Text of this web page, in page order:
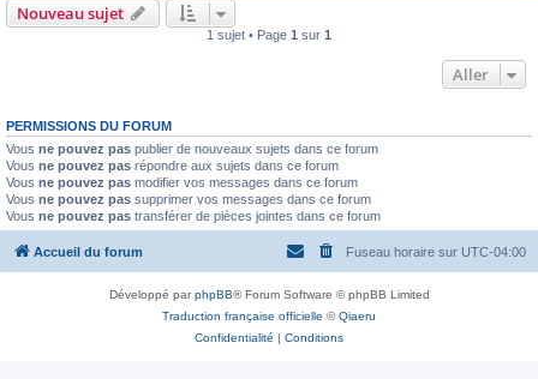
Nouveau sujet
1 sujet • Page 1 sur 1
Aller
PERMISSIONS DU FORUM
Vous ne pouvez pas publier de nouveaux sujets dans ce forum
Vous ne pouvez pas répondre aux sujets dans ce forum
Vous ne pouvez pas modifier vos messages dans ce forum
Vous ne pouvez pas supprimer vos messages dans ce forum
Vous ne pouvez pas transférer de pièces jointes dans ce forum
Accueil du forum Fuseau horaire sur UTC-04:00
Développé parphpBB® Forum Software © phpBB Limited
Traduction française officielle ©Qiaeru
Confidentialité | Conditions